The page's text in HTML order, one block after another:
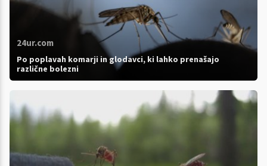
24ur.com
Po poplavah komarji in glodavci, ki lahko prenašajo
različne bolezni